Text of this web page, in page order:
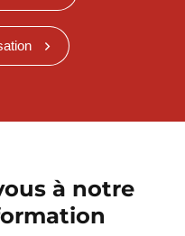
à notre